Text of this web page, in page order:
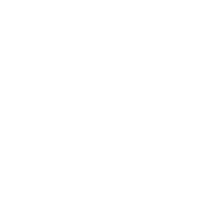
شمس
أونصة،والتسميد بسماد